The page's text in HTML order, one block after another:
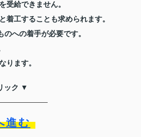
受給できません。
着工することも求められます。
への着手が必要です。
ります。
ック ▼
進む